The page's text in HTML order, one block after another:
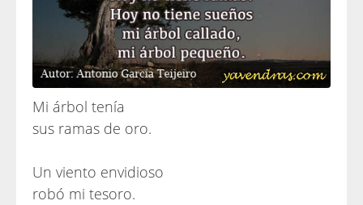
Mi árbol tenía
sus ramas de oro.
Un viento envidioso
robó mi tesoro.